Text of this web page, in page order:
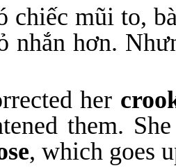
chiếc mũi to,
nhắn hơn.
her
them.
, which goes